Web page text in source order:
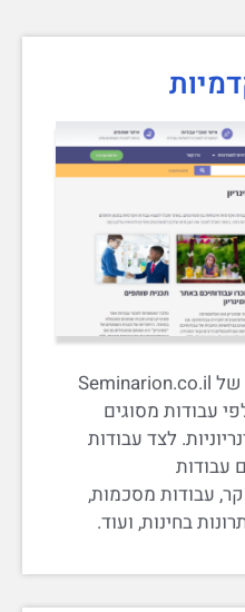
מאגר העבודות האקדמיות של Seminarion.co.il
עבודות מסוגים
לצד עבודות
עבודות
עבודות מסכמות,
בחינות, ועוד.